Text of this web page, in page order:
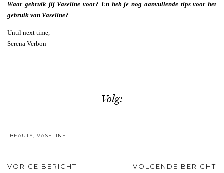
Waar gebruik jij Vaseline voor? En heb je nog aanvullende tips voor het
gebruik van Vaseline?
Until next time,
Serena Verbon
Volg:
BEAUTY, VASELINE
VORIGE BERICHT VOLGENDE BERICHT